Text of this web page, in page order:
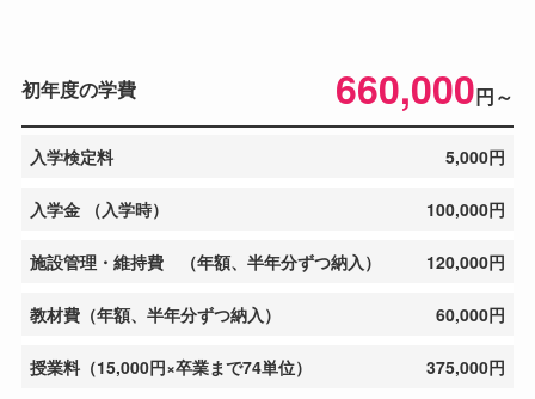
初年度の学費 660,000円～
入学検定料 5,000円
入学金 （入学時） 100,000円
施設管理・維持費 （年額、半年分ずつ納入） 120,000円
教材費（年額、半年分ずつ納入） 60,000円
授業料（15,000円×卒業まで74単位） 375,000円